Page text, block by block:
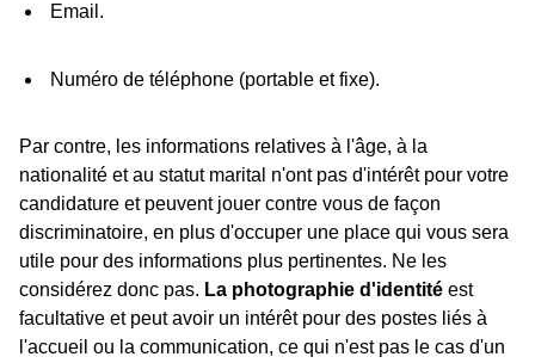
Email.
Numéro de téléphone (portable et fixe).
Par contre, les informations relatives à l'âge, à la
nationalité et au statut marital n'ont pas d'intérêt pour votre
candidature et peuvent jouer contre vous de façon
discriminatoire, en plus d'occuper une place qui vous sera
utile pour des informations plus pertinentes. Ne les
considérez donc pas. La photographie d'identité est
facultative et peut avoir un intérêt pour des postes liés à
l'accueil ou la communication, ce qui n'est pas le cas d'un